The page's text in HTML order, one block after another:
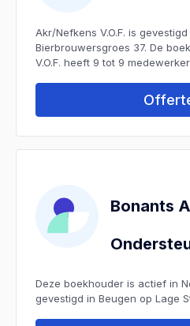
Akr/Nefkens V.O.F. is
Bierbrouwersgroes 37. De
V.O.F. heeft 9 tot 9
Bonants
Deze boekhouder is actief in
gevestigd in Beugen op Lage